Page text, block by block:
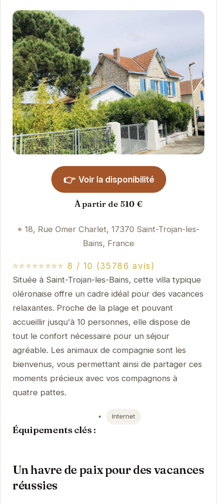
👉 Voir la disponibilité
À partir de 510 €
18, Rue Omer Charlet, 17370 Saint-Trojan-les-
Bains, France
⭐⭐⭐⭐⭐⭐⭐⭐ 8 / 10 (35786 avis)
Située à Saint-Trojan-les-Bains, cette villa typique
oléronaise offre un cadre idéal pour des vacances
relaxantes. Proche de la plage et pouvant
accueillir jusqu'à 10 personnes, elle dispose de
tout le confort nécessaire pour un séjour
agréable. Les animaux de compagnie sont les
bienvenus, vous permettant ainsi de partager ces
moments précieux avec vos compagnons à
quatre pattes.
Équipements clés :
Internet
Un havre de paix pour des vacances
réussies